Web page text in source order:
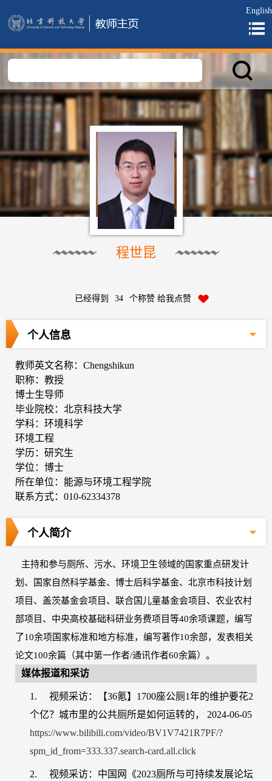
English
程世昆
已经得到 34 个称赞 给我点赞
个人信息
教师英文名称：Chengshikun
职称：教授
博士生导师
毕业院校：北京科技大学
学科：环境科学
环境工程
学历：研究生
学位：博士
所在单位：能源与环境工程学院
联系方式：010-62334378
个人简介
主持和参与厕所、污水、环境卫生领域的国家重点研发计
划、国家自然科学基金、博士后科学基金、北京市科技计划
项目、盖茨基金会项目、联合国儿童基金会项目、农业农村
部项目、中央高校基础科研业务费项目等40余项课题，编写
了10余项国家标准和地方标准，编写著作10余部，发表相关
论文100余篇（其中第一作者/通讯作者60余篇）。
媒体报道和采访
1.
视频采访：【36氪】1700座公厕1年的维护要花2
个亿？城市里的公共厕所是如何运转的， 2024-06-05
https://www.bilibili.com/video/BV1V7421R7PF/?
spm_id_from=333.337.search-card.all.click
2.
视频采访：中国网《2023厕所与可持续发展论坛